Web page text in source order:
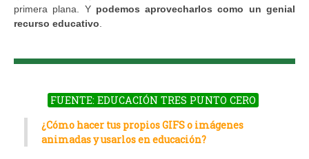
primera plana. Y podemos aprovecharlos como un genial
recurso educativo
FUENTE: EDUCACIÓN TRES PUNTO CERO
¿Cómo hacer tus propios GIFS o imágenes
animadas y usarlos en educación?